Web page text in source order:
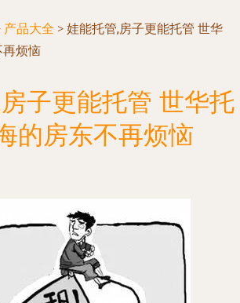
产品大全 > 娃能托管,房子更能托管 世华
再烦恼
子更能托管 世华托
的房东不再烦恼